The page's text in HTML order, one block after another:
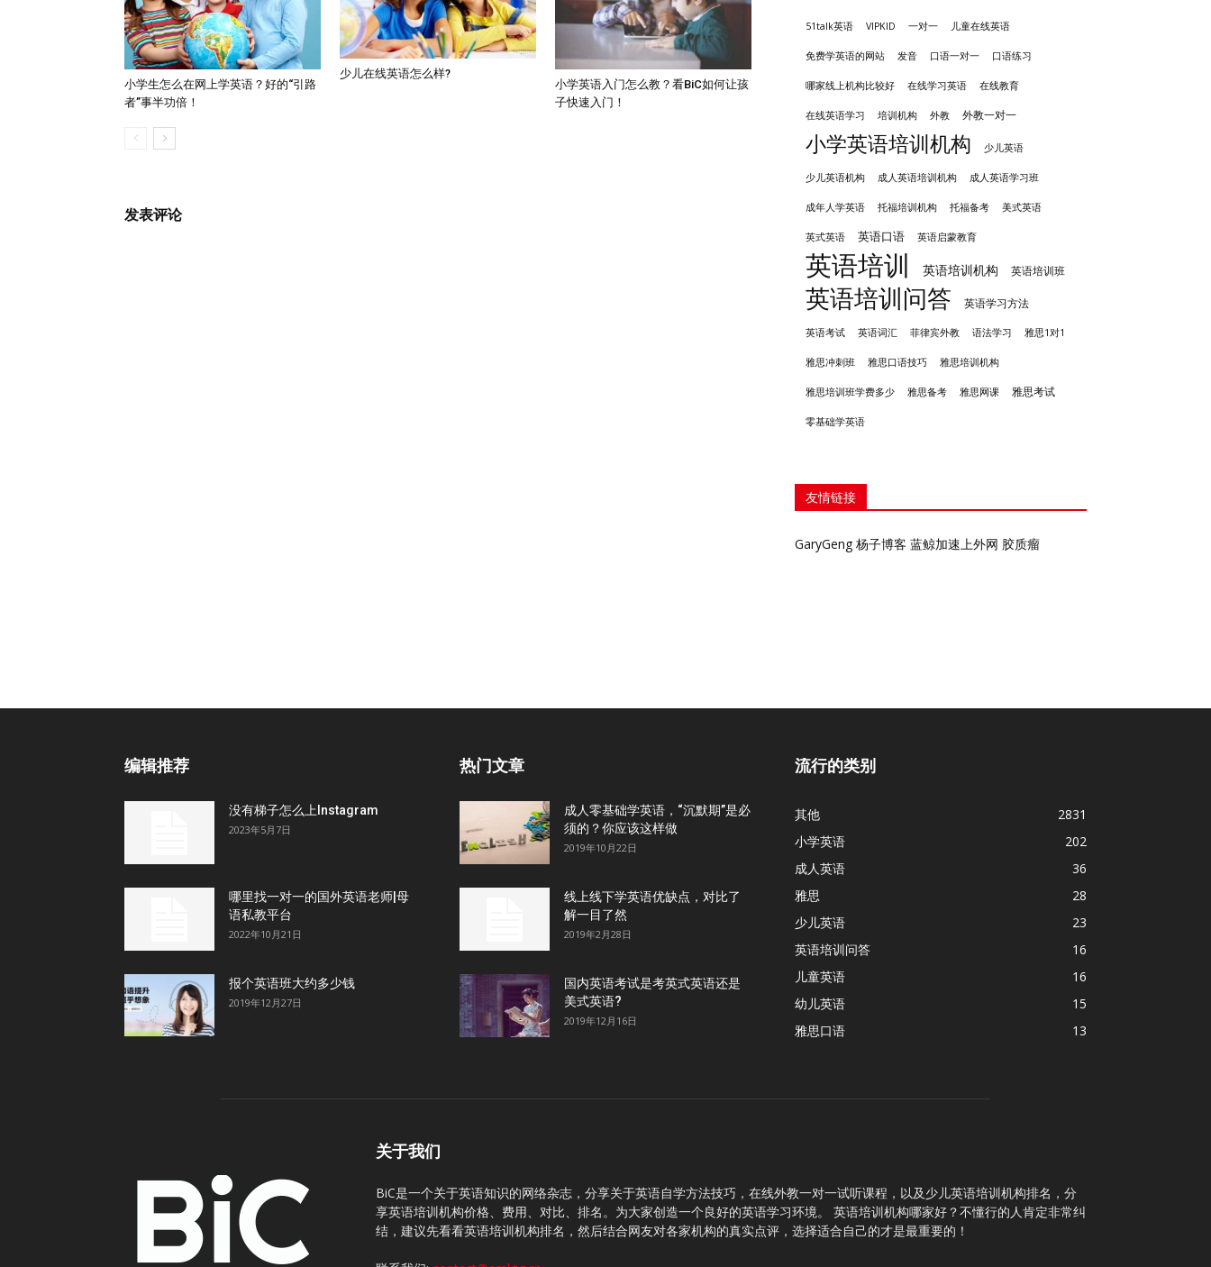
小学生怎么在网上学英语？好的“引路
者”事半功倍！
少儿在线英语怎么样?
小学英语入门怎么教？看BiC如何让孩
子快速入门！
发表评论
51talk英语 VIPKID 一对一 儿童在线英语
免费学英语的网站 发音 口语一对一 口语练习
哪家线上机构比较好 在线学习英语 在线教育
在线英语学习 培训机构 外教 外教一对一
小学英语培训机构 少儿英语
少儿英语机构 成人英语培训机构 成人英语学习班
成年人学英语 托福培训机构 托福备考 美式英语
英式英语 英语口语 英语启蒙教育
英语培训 英语培训机构 英语培训班
英语培训问答 英语学习方法
英语考试 英语词汇 菲律宾外教 语法学习 雅思1对1
雅思冲刺班 雅思口语技巧 雅思培训机构
雅思培训班学费多少 雅思备考 雅思网课 雅思考试
零基础学英语
友情链接
GaryGeng 杨子博客 蓝鲸加速上外网 胶质瘤
编辑推荐
没有梯子怎么上Instagram
2023年5月7日
哪里找一对一的国外英语老师|母
语私教平台
2022年10月21日
报个英语班大约多少钱
2019年12月27日
热门文章
成人零基础学英语，“沉默期”是必
须的？你应该这样做
2019年10月22日
线上线下学英语优缺点，对比了
解一目了然
2019年2月28日
国内英语考试是考英式英语还是
美式英语?
2019年12月16日
流行的类别
其他
2831
小学英语
202
成人英语
36
雅思
28
少儿英语
23
英语培训问答
16
儿童英语
16
幼儿英语
15
雅思口语
13
关于我们
BiC是一个关于英语知识的网络杂志，分享关于英语自学方法技巧，在线外教一对一试听课程，以及少儿英语培训机构排名，分
享英语培训机构价格、费用、对比、排名。为大家创造一个良好的英语学习环境。 英语培训机构哪家好？不懂行的人肯定非常纠
结，建议先看看英语培训机构排名，然后结合网友对各家机构的真实点评，选择适合自己的才是最重要的！